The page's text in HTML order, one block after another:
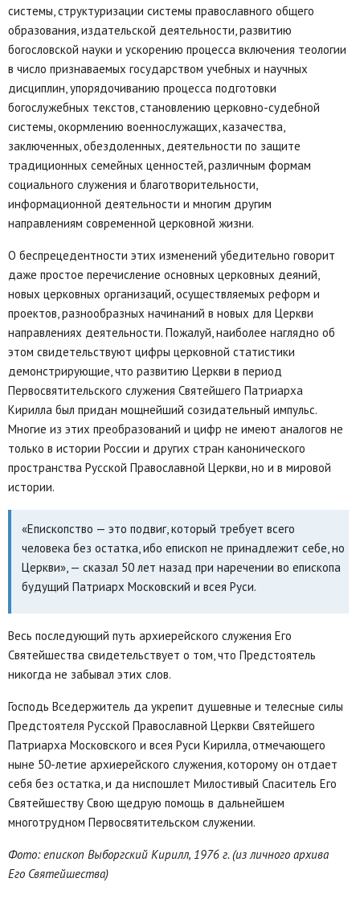
системы, структуризации системы православного общего
образования, издательской деятельности, развитию
богословской науки и ускорению процесса включения теологии
в число признаваемых государством учебных и научных
дисциплин, упорядочиванию процесса подготовки
богослужебных текстов, становлению церковно-судебной
системы, окормлению военнослужащих, казачества,
заключенных, обездоленных, деятельности по защите
традиционных семейных ценностей, различным формам
социального служения и благотворительности,
информационной деятельности и многим другим
направлениям современной церковной жизни.
О беспрецедентности этих изменений убедительно говорит
даже простое перечисление основных церковных деяний,
новых церковных организаций, осуществляемых реформ и
проектов, разнообразных начинаний в новых для Церкви
направлениях деятельности. Пожалуй, наиболее наглядно об
этом свидетельствуют цифры церковной статистики
демонстрирующие, что развитию Церкви в период
Первосвятительского служения Святейшего Патриарха
Кирилла был придан мощнейший созидательный импульс.
Многие из этих преобразований и цифр не имеют аналогов не
только в истории России и других стран канонического
пространства Русской Православной Церкви, но и в мировой
истории.
«Епископство — это подвиг, который требует всего
человека без остатка, ибо епископ не принадлежит себе, но
Церкви», — сказал 50 лет назад при наречении во епископа
будущий Патриарх Московский и всея Руси.
Весь последующий путь архиерейского служения Его
Святейшества свидетельствует о том, что Предстоятель
никогда не забывал этих слов.
Господь Вседержитель да укрепит душевные и телесные силы
Предстоятеля Русской Православной Церкви Святейшего
Патриарха Московского и всея Руси Кирилла, отмечающего
ныне 50-летие архиерейского служения, которому он отдает
себя без остатка, и да ниспошлет Милостивый Спаситель Его
Святейшеству Свою щедрую помощь в дальнейшем
многотрудном Первосвятительском служении.
Фото: епископ Выборгский Кирилл, 1976 г. (из личного архива
Его Святейшества)